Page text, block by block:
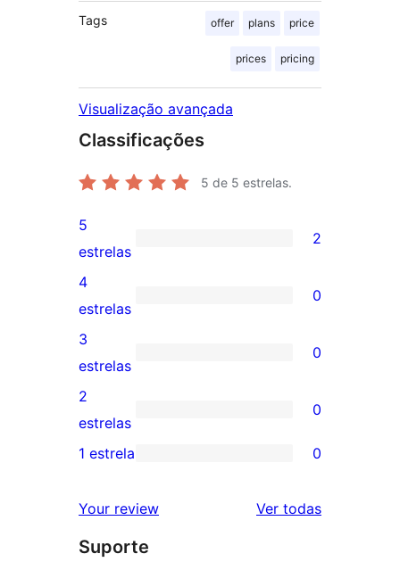
Tags offer plans price
prices pricing
Visualização avançada
Classificações
5 de 5 estrelas.
2
avaliações
com
5
estrelas
5
estrelas
2
0
avaliação
com
4
estrela
4
estrelas
0
0
avaliação
com
3
3
estrelas
0
0
avaliação
2
2
estrelas
0
com
1
1 estrela 0
Your review Ver todasavaliações
Suporte